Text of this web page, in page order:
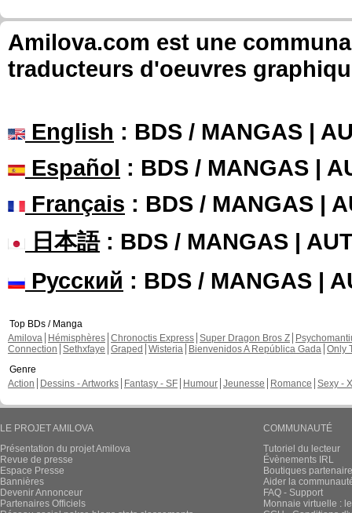
Amilova.com est une
traducteurs d'oeuvres
English : BDS / MANGAS |
Español : BDS / MANGAS |
Français : BDS / MANGAS |
日本語: BDS / MANGAS |
Русский : BDS / MANGAS |
Top BDs / Manga
Amilova
Hémisphères Chronoctis Express Super Dragon Bros Z
Connection Sethxfaye Graped Wisteria Bienvenidos A República Gada Only
Genre
Action
Dessins - Artworks Fantasy - SF Humour Jeunesse Romance Sexy -
LE PROJET AMILOVA
Présentation du projet Amilova
Revue de presse
Espace Presse
Bannières
Devenir Annonceur
Partenaires Officiels
COMMUNAUTÉ
Tutoriel du lecteur
Évènements IRL
Boutiques
Aider la
FAQ - Support
Monnaie virtuelle :